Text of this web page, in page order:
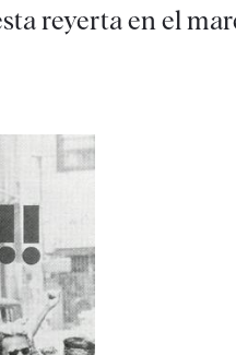
reyerta en el